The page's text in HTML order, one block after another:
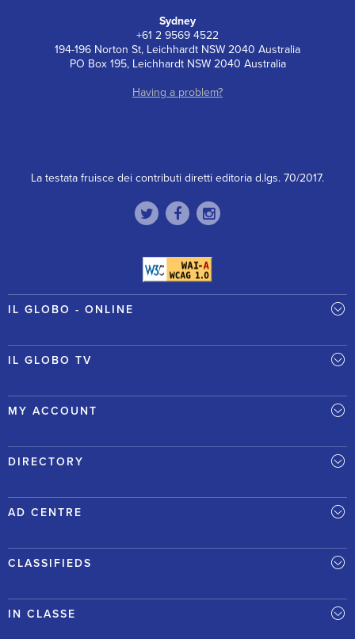
Sydney
+61 2 9569 4522
194-196 Norton St, Leichhardt NSW 2040 Australia
PO Box 195, Leichhardt NSW 2040 Australia
Having a problem?
La testata fruisce dei contributi diretti editoria d.lgs. 70/2017.
IL GLOBO - ONLINE
IL GLOBO TV
MY ACCOUNT
DIRECTORY
AD CENTRE
CLASSIFIEDS
IN CLASSE